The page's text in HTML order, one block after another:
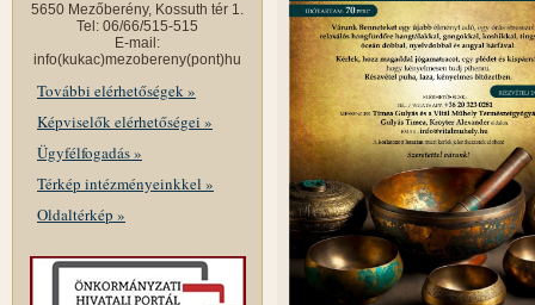
5650 Mezőberény, Kossuth tér 1.
Tel: 06/66/515-515
E-mail:
info(kukac)mezobereny(pont)hu
További elérhetőségek »
Képviselők elérhetőségei »
Ügyfélfogadás »
Térkép intézményeinkkel »
Oldaltérkép »